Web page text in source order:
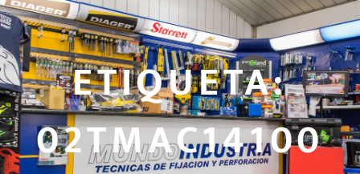
ETIQUETA:
02TMAC14100